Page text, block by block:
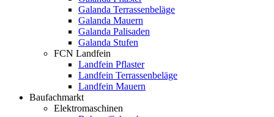
Galanda Terrassenbeläge
Galanda Mauern
Galanda Palisaden
Galanda Stufen
FCN Landfein
Landfein Pflaster
Landfein Terrassenbeläge
Landfein Mauern
Baufachmarkt
Elektromaschinen